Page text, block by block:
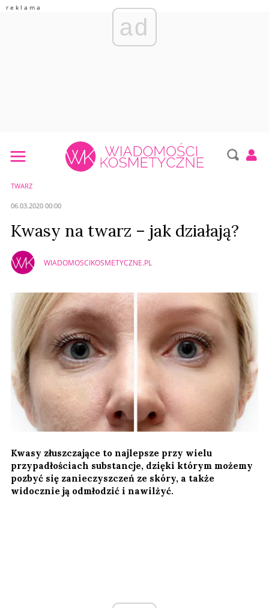
ad
TWARZ
06.03.2020 00:00
Kwasy na twarz – jak działają?
WIADOMOSCIKOSMETYCZNE.PL
Kwasy złuszczające to najlepsze przy wielu
przypadłościach substancje, dzięki którym możemy
pozbyć się zanieczyszczeń ze skóry, a także
widocznie ją odmłodzić i nawilżyć.